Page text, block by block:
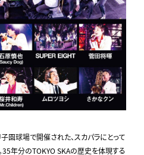
園球場で開催された、スカパラにとって
35年分のTOKYO SKAの歴史を体現する